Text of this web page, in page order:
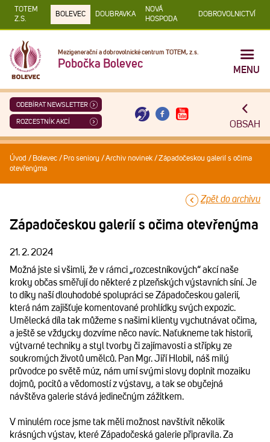
TOTEM
Z.S.
BOLEVEC DOUBRAVKA
NOVÁ
HOSPODA
DOBROVOLNICTVÍ
Mezigenerační a dobrovolnické centrum TOTEM, z.s.
Pobočka Bolevec
MENU
ODEBÍRAT NEWSLETTER
ROZCESTNÍK AKCÍ OBSAH
Úvod / Bolevec / Pro seniory /Archiv novinek /Západočeskou galerií s očima
otevřenýma
Zpět do archivu
Západočeskou galerií s očima otevřenýma
21. 2. 2024
Možná jste si všimli, že v rámci „rozcestníkových“ akcí naše
kroky občas směřují do některé z plzeňských výstavních síní. Je
to díky naší dlouhodobé spolupráci se Západočeskou galerií,
která nám zajišťuje komentované prohlídky svých expozic.
Umělecká díla tak můžeme s našimi klienty vychutnávat očima,
a ještě se vždycky dozvíme něco navíc. Naťukneme tak historii,
výtvarné techniky a styl tvorby či zajímavosti a střípky ze
soukromých životů umělců. Pan Mgr. Jiří Hlobil, náš milý
průvodce po světě múz, nám umí svými slovy doplnit mozaiku
dojmů, pocitů a vědomostí z výstavy, a tak se obyčejná
návštěva galerie stává jedinečným zážitkem.
V minulém roce jsme tak měli možnost navštívit několik
krásných výstav, které Západočeská galerie připravila. Za